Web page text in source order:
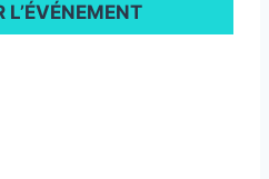
L’ÉVÉNEMENT